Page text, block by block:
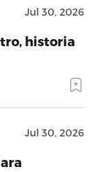
Jul 30, 2026
historia
Jul 30, 2026